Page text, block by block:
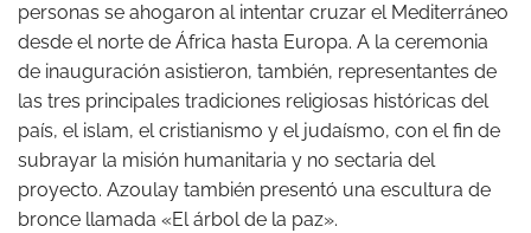
personas se ahogaron al intentar cruzar el Mediterráneo
desde el norte de África hasta Europa. A la ceremonia
de inauguración asistieron, también, representantes de
las tres principales tradiciones religiosas históricas del
país, el islam, el cristianismo y el judaísmo, con el fin de
subrayar la misión humanitaria y no sectaria del
proyecto. Azoulay también presentó una escultura de
bronce llamada «El árbol de la paz».